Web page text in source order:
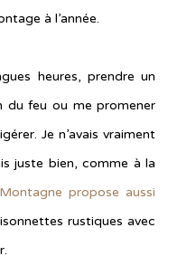
à l’année.
heures, prendre un
du feu ou me promener
Je n’avais vraiment
juste bien, comme à la
propose aussi
rustiques avec